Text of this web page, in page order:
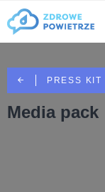
PRESS KIT
Media pack